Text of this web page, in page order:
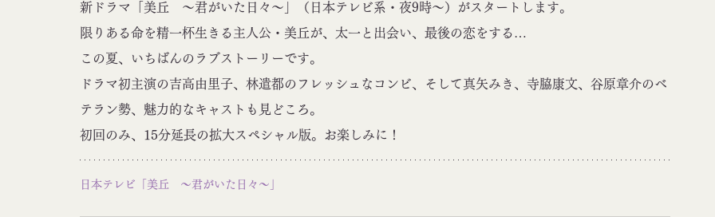
新ドラマ「美丘　～君がいた日々～」（日本テレビ系・夜9時～）がスタートします。
限りある命を精一杯生きる主人公・美丘が、太一と出会い、最後の恋をする…
この夏、いちばんのラブストーリーです。
ドラマ初主演の吉高由里子、林遣都のフレッシュなコンビ、そして真矢みき、寺脇康文、谷原章介のベ
テラン勢、魅力的なキャストも見どころ。
初回のみ、15分延長の拡大スペシャル版。お楽しみに！
日本テレビ「美丘　～君がいた日々～」